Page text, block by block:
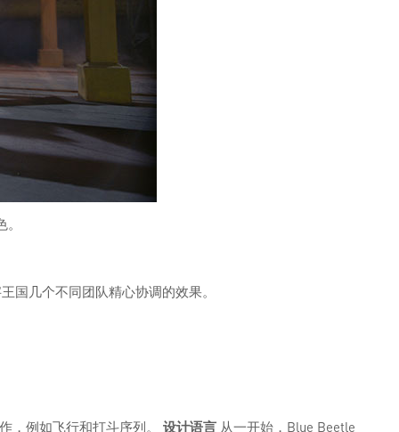
国几个不同团队精心协调的效果。
，例如飞行和打斗序列。 设计语言 从一开始，Blue Beetle